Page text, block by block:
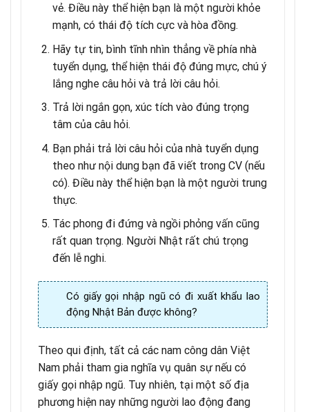
vẻ. Điều này thể hiện bạn là một người khỏe
mạnh, có thái độ tích cực và hòa đồng.
Hãy tự tin, bình tĩnh nhìn thẳng về phía nhà
tuyển dụng, thể hiện thái độ đúng mực, chú ý
lắng nghe câu hỏi và trả lời câu hỏi.
Trả lời ngắn gọn, xúc tích vào đúng trọng
tâm của câu hỏi.
Bạn phải trả lời câu hỏi của nhà tuyển dụng
theo như nội dung bạn đã viết trong CV (nếu
có). Điều này thể hiện bạn là một người trung
thực.
Tác phong đi đứng và ngồi phỏng vấn cũng
rất quan trọng. Người Nhật rất chú trọng
đến lễ nghi.
Có giấy gọi nhập ngũ có đi xuất khẩu lao
động Nhật Bản được không?
Theo qui định, tất cả các nam công dân Việt
Nam phải tham gia nghĩa vụ quân sự nếu có
giấy gọi nhập ngũ. Tuy nhiên, tại một số địa
phương hiện nay những người lao động đang